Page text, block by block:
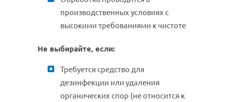
производственных условиях с
высокими требованиями к чистоте
Не выбирайте, если:
Требуется средство для
дезинфекции или удаления
органических спор (не относится к